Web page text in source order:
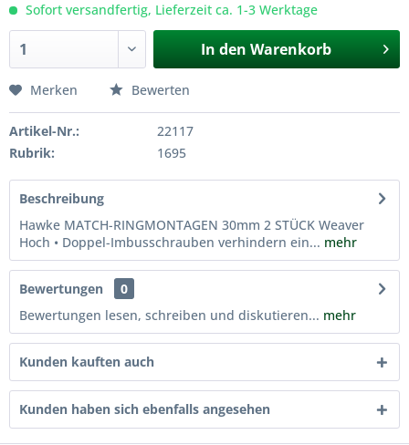
Sofort versandfertig, Lieferzeit ca. 1-3 Werktage
In den Warenkorb
Merken Bewerten
Artikel-Nr.:
22117
Rubrik:
1695
Beschreibung
Hawke MATCH-RINGMONTAGEN 30mm 2 STÜCK Weaver
Hoch • Doppel-Imbusschrauben verhindern ein... mehr
Bewertungen
0
Bewertungen lesen, schreiben und diskutieren... mehr
Kunden kauften auch
Kunden haben sich ebenfalls angesehen